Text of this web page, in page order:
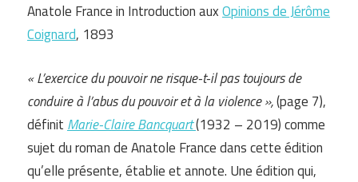
Anatole France in Introduction auxOpinions de Jérôme
Coignard, 1893
« L’exercice du pouvoir ne risque-t-il pas toujours de
conduire à l’abus du pouvoir et à la violence »,(page 7),
définit Marie-Claire Bancquart(1932 – 2019) comme
sujet du roman de Anatole France dans cette édition
qu’elle présente, établie et annote. Une édition qui,